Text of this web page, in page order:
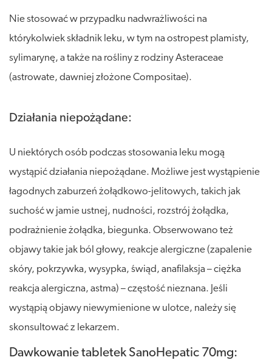
Nie stosować w przypadku nadwrażliwości na
którykolwiek składnik leku, w tym na ostropest plamisty,
sylimarynę, a także na rośliny z rodziny Asteraceae
(astrowate, dawniej złożone Compositae).
Działania niepożądane:
U niektórych osób podczas stosowania leku mogą
wystąpić działania niepożądane. Możliwe jest wystąpienie
łagodnych zaburzeń żołądkowo-jelitowych, takich jak
suchość w jamie ustnej, nudności, rozstrój żołądka,
podrażnienie żołądka, biegunka. Obserwowano też
objawy takie jak ból głowy, reakcje alergiczne (zapalenie
skóry, pokrzywka, wysypka, świąd, anafilaksja – ciężka
reakcja alergiczna, astma) – częstość nieznana. Jeśli
wystąpią objawy niewymienione w ulotce, należy się
skonsultować z lekarzem.
Dawkowanie tabletek SanoHepatic 70mg: